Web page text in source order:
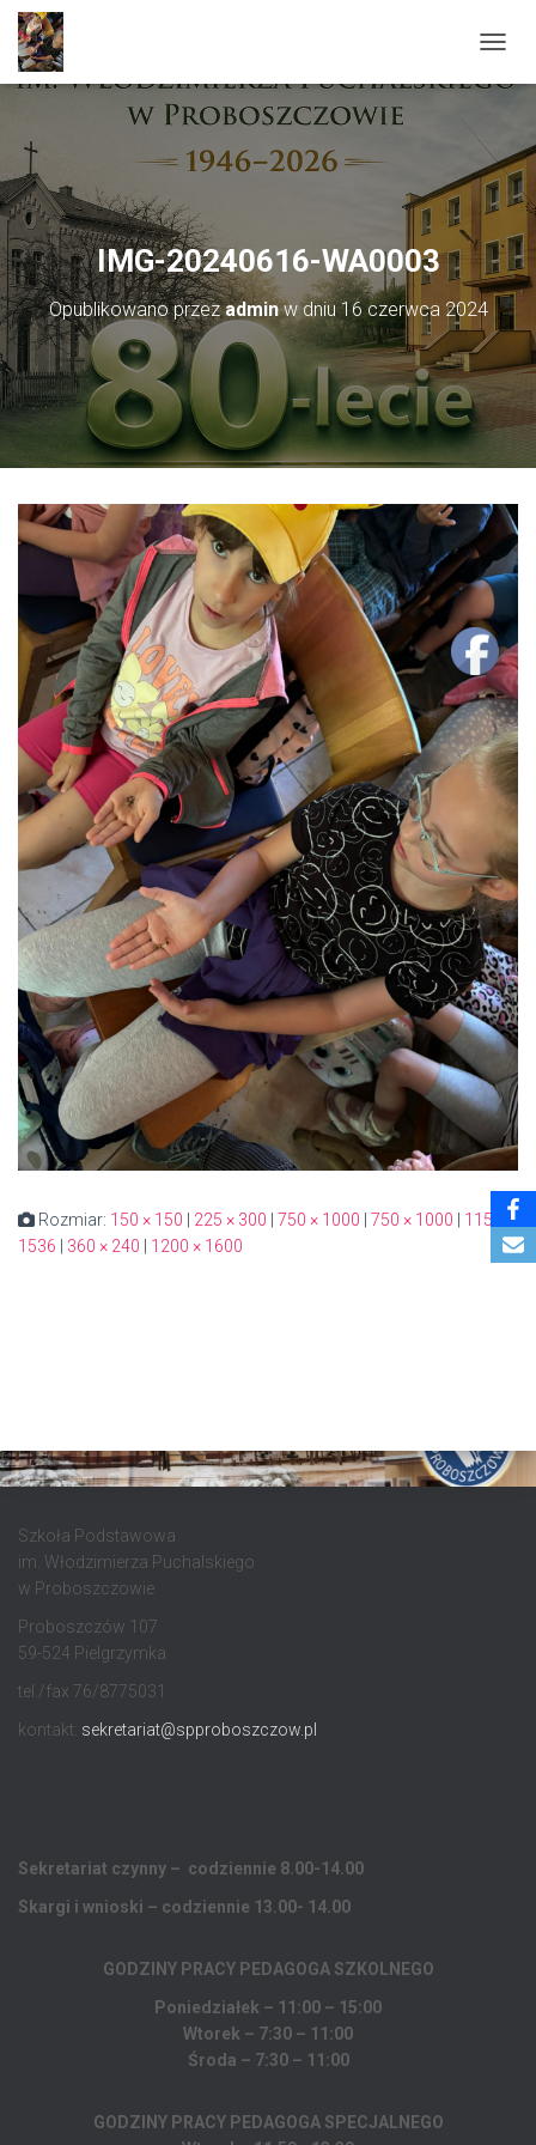
IMG-20240616-WA0003
Opublikowano przezadminw dniu16 czerwca 2024
Rozmiar: 150 × 150 225 × 300 750 × 1000 750 × 1000
1152 ×
1536
360 × 240 1200 × 1600
Szkoła Podstawowa
im. Włodzimierza Puchalskiego
w Proboszczowie
Proboszczów 107
59-524 Pielgrzymka
tel./fax 76/8775031
kontakt: sekretariat@spproboszczow.pl
Sekretariat czynny – codziennie 8.00-14.00
Skargi i wnioski – codziennie 13.00- 14.00
GODZINY PRACY PEDAGOGA SZKOLNEGO
Poniedziałek – 11:00 – 15:00
Wtorek – 7:30 – 11:00
Środa – 7:30 – 11:00
GODZINY PRACY PEDAGOGA SPECJALNEGO